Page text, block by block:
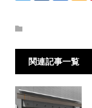
関連記事一覧